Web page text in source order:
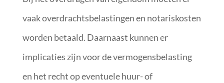
vaak overdrachtsbelastingen en notariskosten
worden betaald. Daarnaast kunnen er
implicaties zijn voor de vermogensbelasting
en het recht op eventuele huur- of